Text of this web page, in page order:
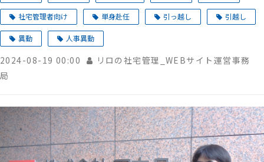
社宅管理者向け 単身赴任 引っ越し 引越し
異動 人事異動
2024-08-19 00:00
リロの社宅管理_WEBサイト運営事務
局